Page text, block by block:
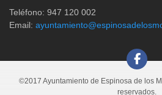
Teléfono: 947 120 002
Email:
©2017 Ayuntamiento de Espinosa de los
reservados.